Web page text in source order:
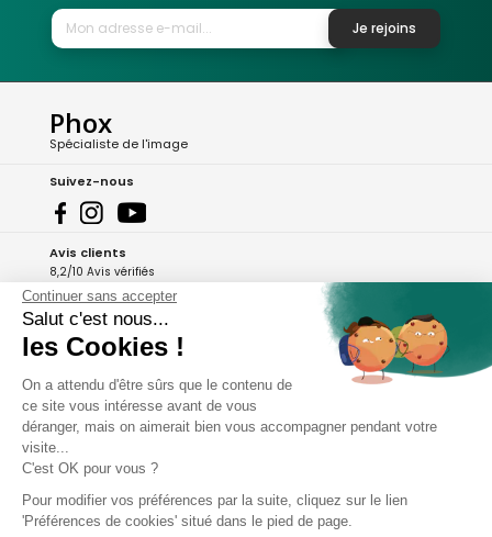
Je rejoins
Phox
Spécialiste de l'image
Suivez-nous
Avis clients
8,2/10 Avis vérifiés
L'Appli Phox
A propos de Phox
Services et garanties
Continuer sans accepter
Salut c'est nous...
les Cookies !
On a attendu d'être sûrs que le contenu de
ce site vous intéresse avant de vous
déranger, mais on aimerait bien vous accompagner pendant votre
visite...
C'est OK pour vous ?
Pour modifier vos préférences par la suite, cliquez sur le lien
'Préférences de cookies' situé dans le pied de page.